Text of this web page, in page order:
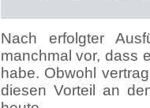
Nach erfolgter
manchmal vor, dass
habe. Obwohl
diesen Vorteil an